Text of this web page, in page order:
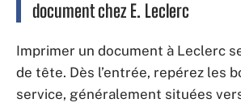
document chez E. Leclerc
Imprimer un document à Leclerc
de tête. Dès l’entrée, repérez les
service, généralement situées